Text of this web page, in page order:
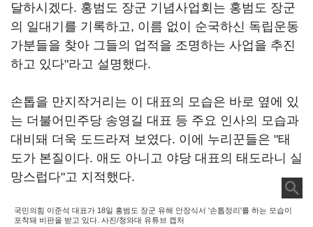
달하시겠다. 홍범도 장군 기념사업회는 홍범도 장군
의 일대기를 기록하고, 이름 없이 순국하신 독립운동
가분들을 찾아 그들의 업적을 조명하는 사업을 추진
하고 있다"라고 설명했다.
손톱을 만지작거리는 이 대표의 모습은 바로 옆에 있
는 더불어민주당 송영길 대표 등 주요 인사의 모습과
대비돼 더욱 도드라져 보였다. 이에 누리꾼들은 "태
도가 본질이다. 애도 아니고 야당 대표의 태도라니 실
망스럽다"고 지적했다.
국민의힘 이준석 대표가 18일 홍범도 장군 유해 안장식서 '손톱정리'를 하는 모습이
포착돼 비판을 받고 있다. 사진/청와대 유튜브 캡처